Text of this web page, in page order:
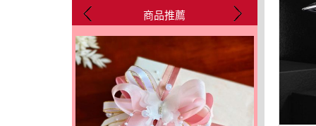
商品推薦